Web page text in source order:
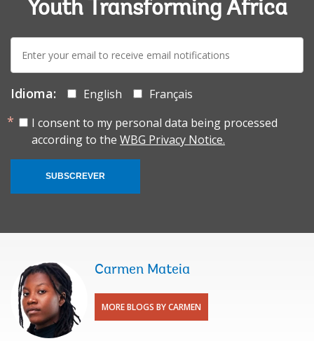
Youth Transforming Africa
mail:
Idioma: English
Français
I consent to my personal data being processed
according to the WBG Privacy Notice.
SUBSCREVER
Carmen Mateia
MORE BLOGS BY CARMEN